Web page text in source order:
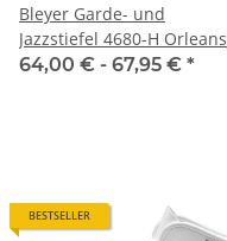
Bleyer Garde- und
Jazzstiefel 4680-H Orleans
(normalhoher Schaft)
64,00 € - 67,95 € *
BESTSELLER